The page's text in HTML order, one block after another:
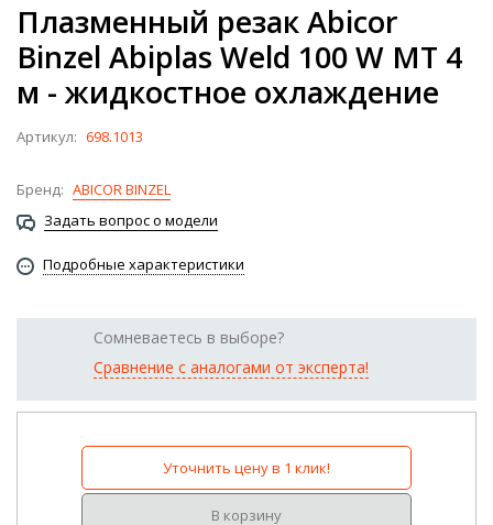
Плазменный резак Abicor
Binzel Abiplas Weld 100 W MT 4
м - жидкостное охлаждение
Артикул: 698.1013
Бренд: ABICOR BINZEL
Задать вопрос о модели
Подробные характеристики
Сомневаетесь в выборе?
Сравнение с аналогами от эксперта!
Уточнить цену в 1 клик!
В корзину